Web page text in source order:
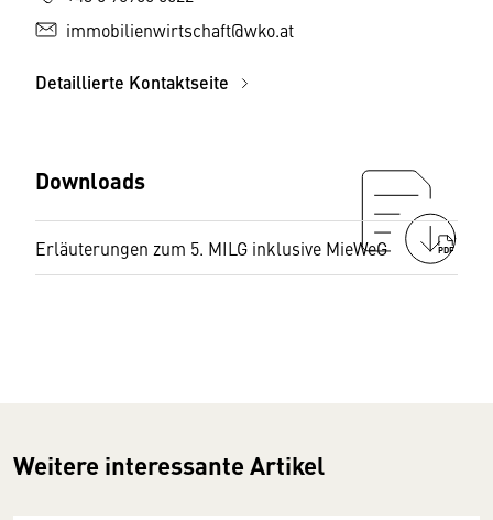
immobilienwirtschaft@wko.at
Detaillierte Kontaktseite
Downloads
Erläuterungen zum 5. MILG inklusive MieWeG PDF
Weitere interessante Artikel